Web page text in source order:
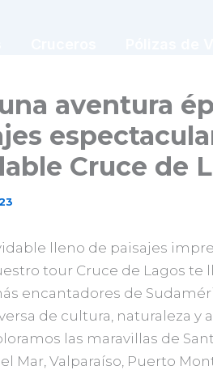
aventura
Cruce de
lleno de paisajes
tour Cruce de Lagos te
encantadores de
de cultura, naturaleza y
las maravillas de
Mar, Valparaíso, Puerto